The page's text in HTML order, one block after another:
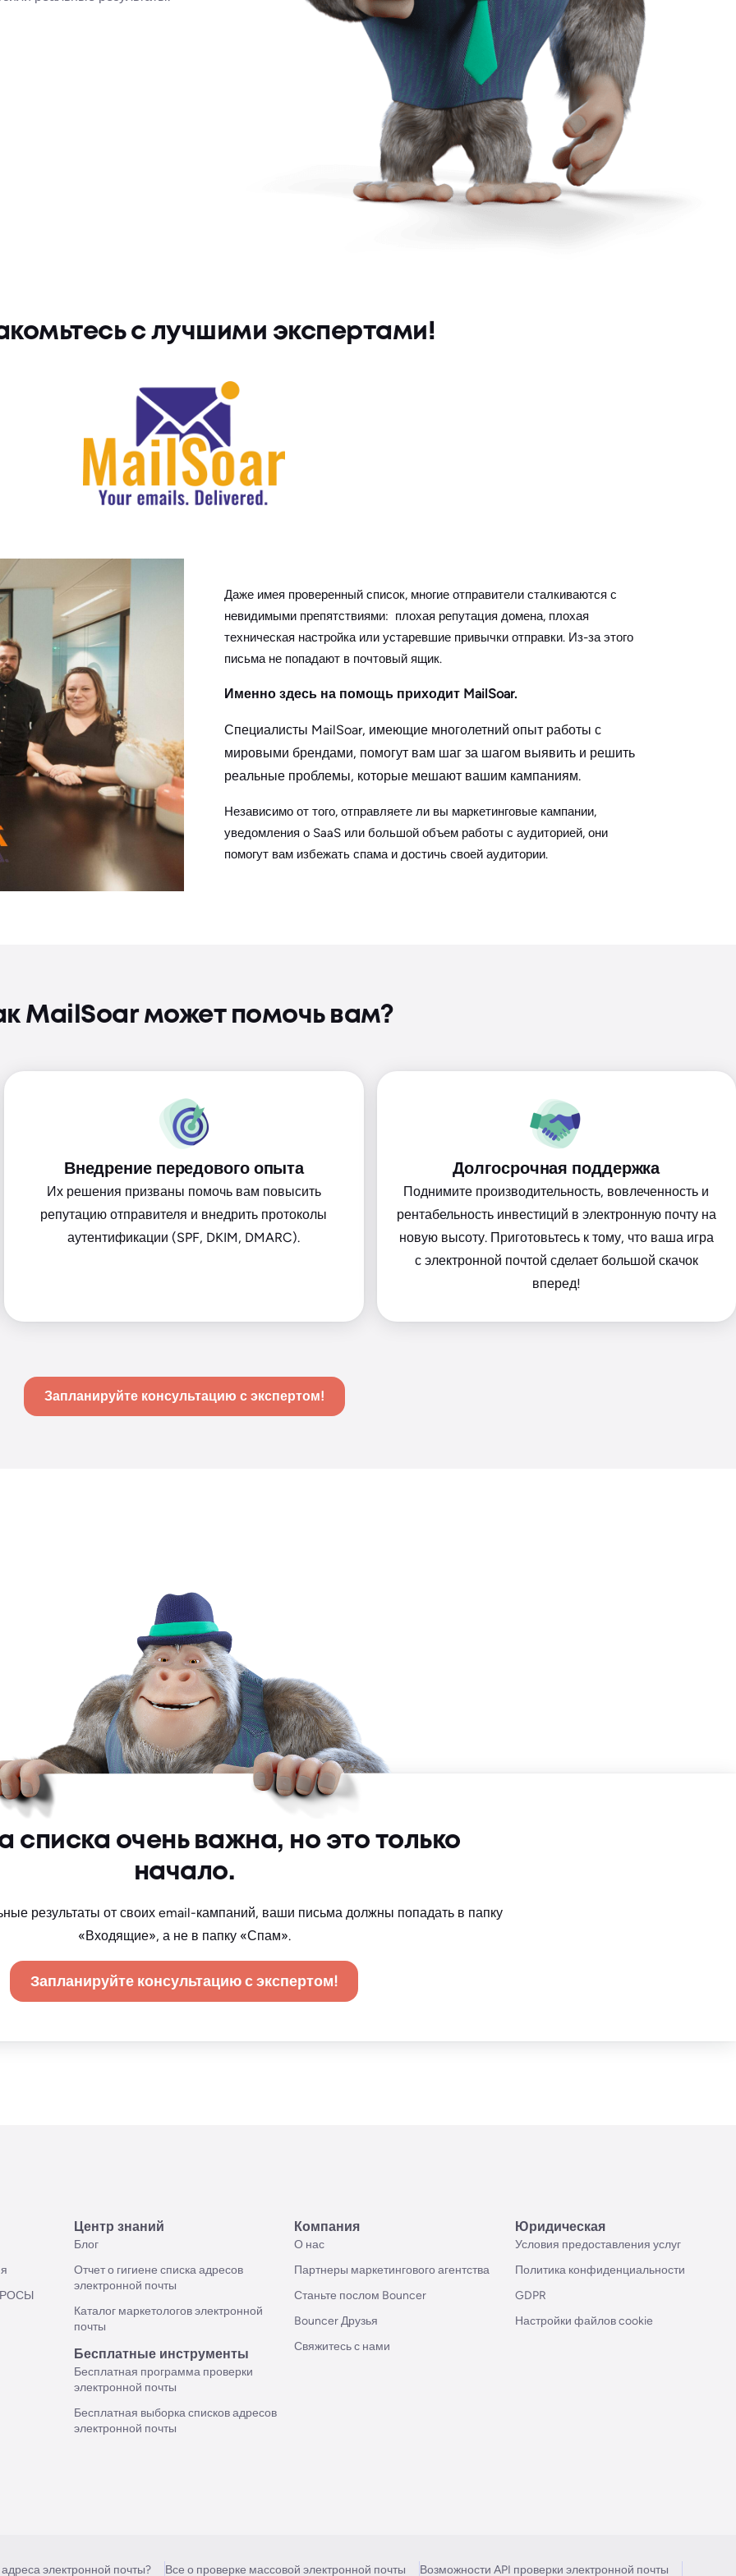
с лучшими экспертами!
Даже имея проверенный список, многие отправители сталкиваются с
невидимыми препятствиями: плохая репутация домена, плохая
техническая настройка или устаревшие привычки отправки. Из-за этого
письма не попадают в почтовый ящик.
Именно здесь на помощь приходит MailSoar.
Специалисты MailSoar, имеющие многолетний опыт работы с
мировыми брендами, помогут вам шаг за шагом выявить и решить
реальные проблемы, которые мешают вашим кампаниям.
Независимо от того, отправляете ли вы маркетинговые кампании,
уведомления о SaaS или большой объем работы с аудиторией, они
помогут вам избежать спама и достичь своей аудитории.
MailSoar может помочь вам?
Внедрение передового опыта
Их решения призваны помочь вам повысить
репутацию отправителя и внедрить протоколы
аутентификации (SPF, DKIM, DMARC).
Долгосрочная поддержка
Поднимите производительность, вовлеченность и
рентабельность инвестиций в электронную почту на
новую высоту. Приготовьтесь к тому, что ваша игра
с электронной почтой сделает большой скачок
вперед!
Запланируйте консультацию с экспертом!
списка очень важна, но это только
начало.
результаты от своих email-кампаний, ваши письма должны попадать в папку
«Входящие», а не в папку «Спам».
Запланируйте консультацию с экспертом!
Центр знаний
Блог
Отчет о гигиене списка адресов
электронной почты
Каталог маркетологов электронной
почты
Бесплатные инструменты
Бесплатная программа проверки
электронной почты
Бесплатная выборка списков адресов
электронной почты
Компания
О нас
Партнеры маркетингового агентства
Станьте послом Bouncer
Bouncer Друзья
Свяжитесь с нами
Юридическая
Условия предоставления услуг
Политика конфиденциальности
GDPR
Настройки файлов cookie
электронной почты? Все о проверке массовой электронной почты Возможности API проверки электронной почты